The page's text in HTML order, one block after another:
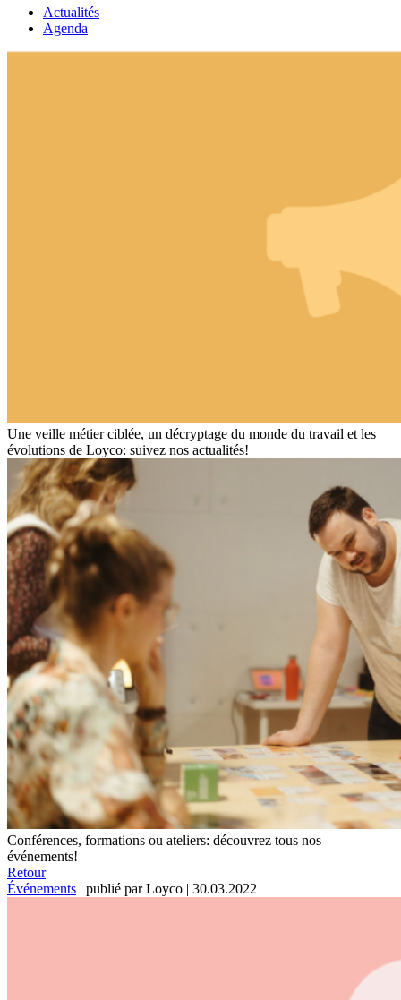
Actualités
Agenda
Une veille métier ciblée, un décryptage du monde du travail et les
évolutions de Loyco: suivez nos actualités!
Conférences, formations ou ateliers: découvrez tous nos
événements!
Retour
Événements | publié par Loyco | 30.03.2022